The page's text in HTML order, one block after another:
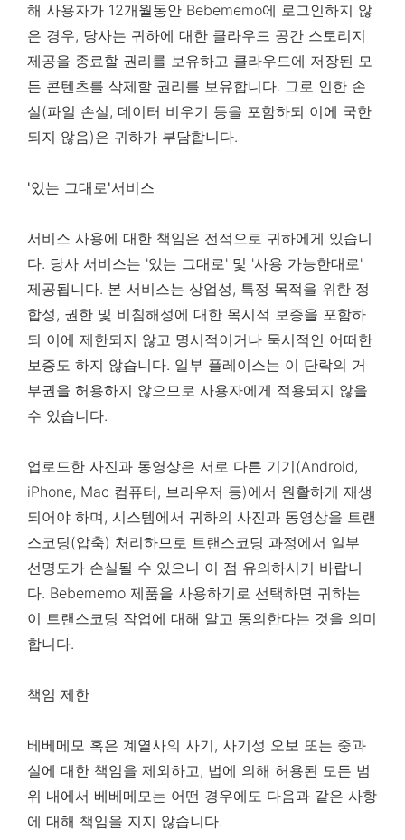
해 사용자가 12개월동안 Bebememo에 로그인하지 않
은 경우, 당사는 귀하에 대한 클라우드 공간 스토리지
제공을 종료할 권리를 보유하고 클라우드에 저장된 모
든 콘텐츠를 삭제할 권리를 보유합니다. 그로 인한 손
실(파일 손실, 데이터 비우기 등을 포함하되 이에 국한
되지 않음)은 귀하가 부담합니다.
'있는 그대로'서비스
서비스 사용에 대한 책임은 전적으로 귀하에게 있습니
다. 당사 서비스는 '있는 그대로' 및 '사용 가능한대로'
제공됩니다. 본 서비스는 상업성, 특정 목적을 위한 정
합성, 권한 및 비침해성에 대한 목시적 보증을 포함하
되 이에 제한되지 않고 명시적이거나 묵시적인 어떠한
보증도 하지 않습니다. 일부 플레이스는 이 단락의 거
부권을 허용하지 않으므로 사용자에게 적용되지 않을
수 있습니다.
업로드한 사진과 동영상은 서로 다른 기기(Android,
iPhone, Mac 컴퓨터, 브라우저 등)에서 원활하게 재생
되어야 하며, 시스템에서 귀하의 사진과 동영상을 트랜
스코딩(압축) 처리하므로 트랜스코딩 과정에서 일부
선명도가 손실될 수 있으니 이 점 유의하시기 바랍니
다. Bebememo 제품을 사용하기로 선택하면 귀하는
이 트랜스코딩 작업에 대해 알고 동의한다는 것을 의미
합니다.
책임 제한
베베메모 혹은 계열사의 사기, 사기성 오보 또는 중과
실에 대한 책임을 제외하고, 법에 의해 허용된 모든 범
위 내에서 베베메모는 어떤 경우에도 다음과 같은 사항
에 대해 책임을 지지 않습니다.